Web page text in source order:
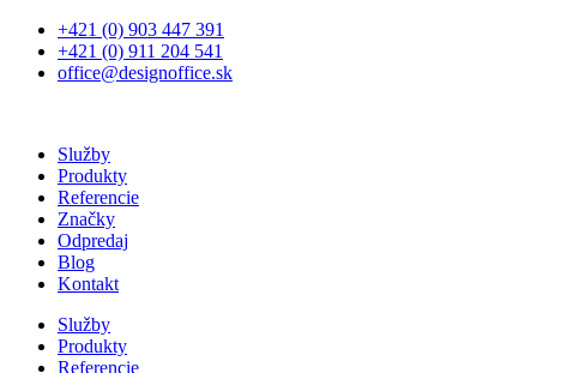
Preskočiť
obsah
+421 (0) 903 447 391
+421 (0) 911 204 541
office@designoffice.sk
Služby
Produkty
Referencie
Značky
Odpredaj
Blog
Kontakt
Služby
Produkty
Referencie